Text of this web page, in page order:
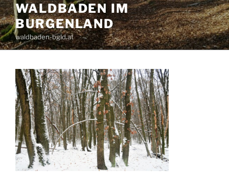
WALDBADEN IM
BURGENLAND
waldbaden-bgld.at